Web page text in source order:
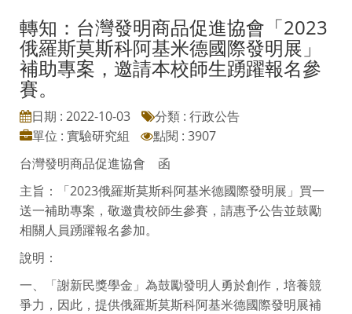
轉知：台灣發明商品促進協會「2023
俄羅斯莫斯科阿基米德國際發明展」
補助專案，邀請本校師生踴躍報名參
賽。
日期 : 2022-10-03
分類 : 行政公告
單位 : 實驗研究組
點閱 : 3907
台灣發明商品促進協會 函
主旨：「2023俄羅斯莫斯科阿基米德國際發明展」買一
送一補助專案，敬邀貴校師生參賽，請惠予公告並鼓勵
相關人員踴躍報名參加。
說明：
一、「謝新民獎學金」為鼓勵發明人勇於創作，培養競
爭力，因此，提供俄羅斯莫斯科阿基米德國際發明展補